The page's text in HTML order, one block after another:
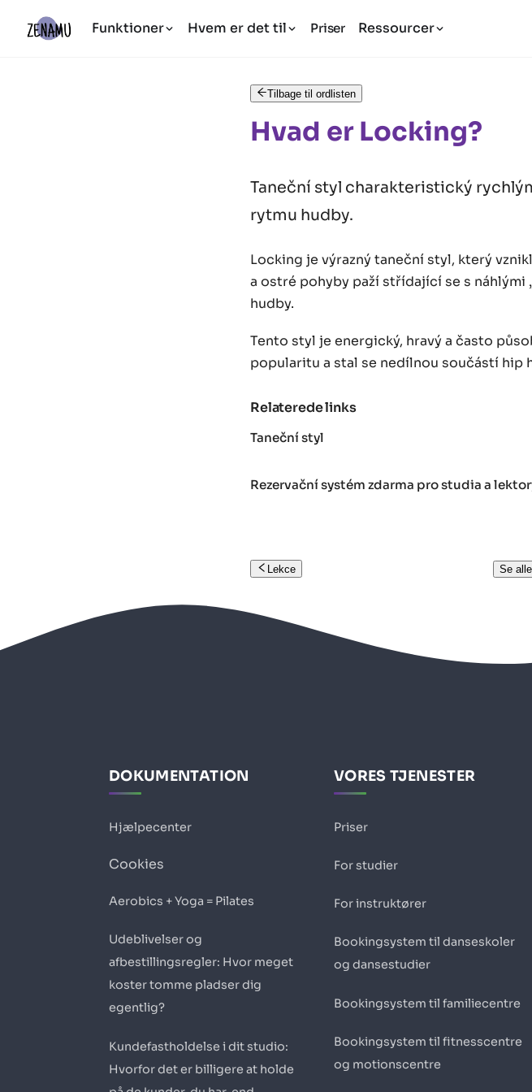
Funktioner Hvem er det til Priser Ressourcer
Tilbage til ordlisten
Hvad er Locking?
Taneční styl charakteristický
rytmu hudby.
Locking je výrazný taneční styl, který
a ostré pohyby paží střídající se s náhlými
hudby.
Tento styl je energický, hravý a často
popularitu a stal se nedílnou součástí hip
Relaterede links
Taneční styl
Rezervační systém zdarma pro studia a
Lekce Se
DOKUMENTATION
Hjælpecenter
Cookies
Aerobics + Yoga = Pilates
Udeblivelser og
afbestillingsregler: Hvor meget
koster tomme pladser dig
egentlig?
Kundefastholdelse i dit studio:
Hvorfor det er billigere at holde
VORES TJENESTER
Priser
For studier
For instruktører
Bookingsystem til danseskoler
og dansestudier
Bookingsystem til familiecentre
Bookingsystem til fitnesscentre
og motionscentre